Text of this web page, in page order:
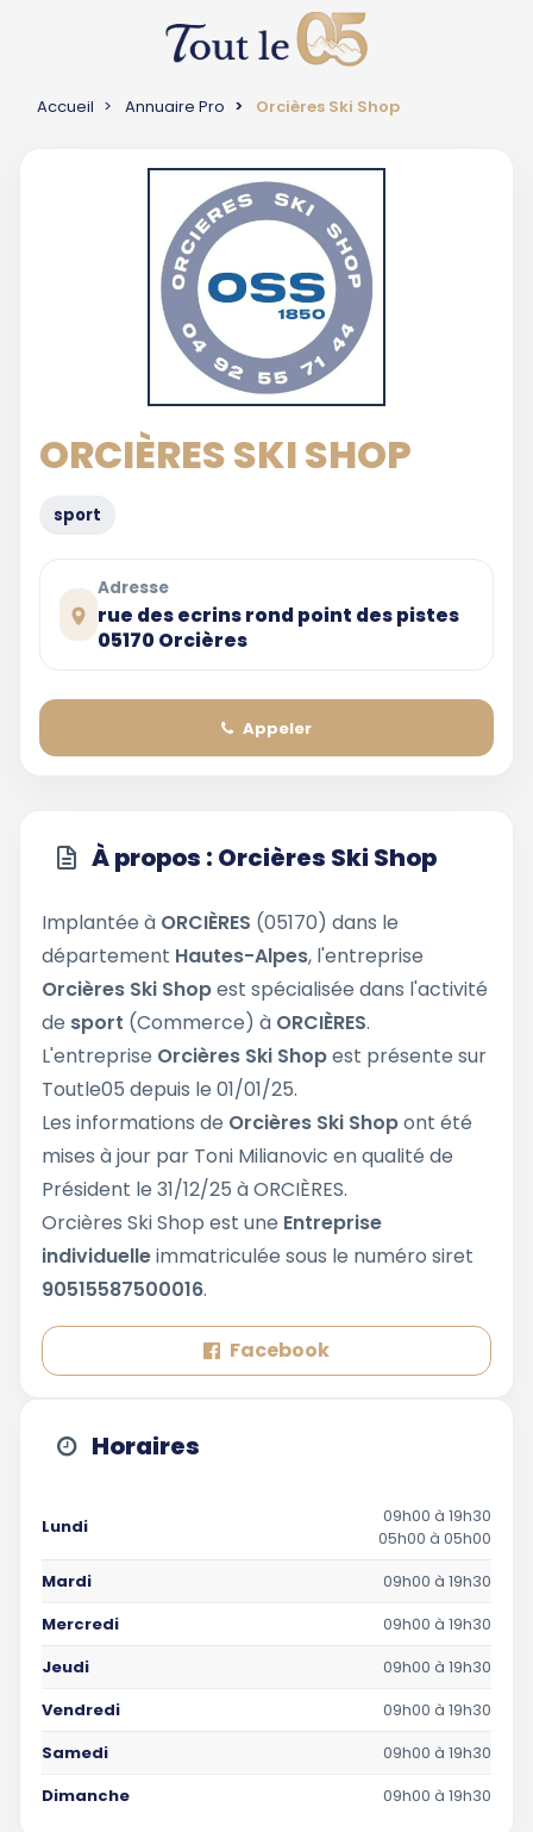
Accueil Annuaire Pro Orcières Ski Shop
ORCIÈRES SKI SHOP
sport
Adresse
rue des ecrins rond point des pistes
05170 Orcières
Appeler
À propos : Orcières Ski Shop
Implantée à ORCIÈRES (05170) dans le
département Hautes-Alpes, l'entreprise
Orcières Ski Shopest spécialisée dans l'activité
de sport (Commerce) à ORCIÈRES.
L'entreprise Orcières Ski Shopest présente sur
Toutle05 depuis le 01/01/25.
Les informations de Orcières Ski Shopont été
mises à jour par Toni Milianovic en qualité de
Président le 31/12/25 à ORCIÈRES.
Orcières Ski Shop est une Entreprise
individuelleimmatriculée sous le numéro siret
90515587500016.
Facebook
Horaires
Lundi
09h00 à 19h30
05h00 à 05h00
Mardi
09h00 à 19h30
Mercredi
09h00 à 19h30
Jeudi
09h00 à 19h30
Vendredi
09h00 à 19h30
Samedi
09h00 à 19h30
Dimanche
09h00 à 19h30